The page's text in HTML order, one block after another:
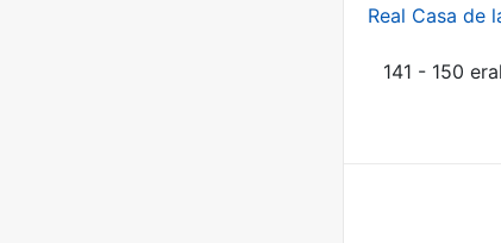
Real Casa de
141 - 150